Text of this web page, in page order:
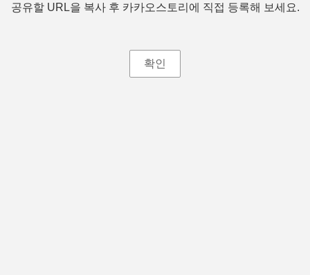
공유할 URL을 복사 후 카카오스토리에 직접 등록해 보세요.
확인